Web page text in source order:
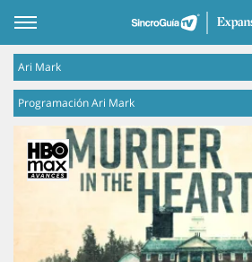
Ari Mark
Programación Ari Mark